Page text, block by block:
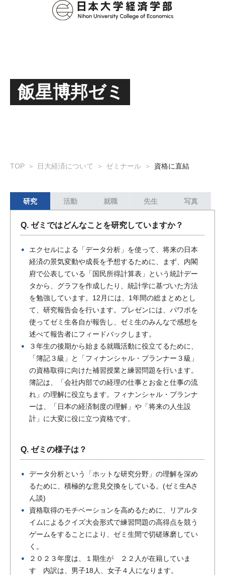
飯星博邦ゼミ
TOP 日大経済について ゼミナール 資格に直結
研究 活動 就職 先生 写真
Q. ゼミではどんなことを研究していますか？
エクセルによる「データ分析」を使って、将来の日本
経済の景気変動や成長を予想するために、まず、内閣
府で公表している「国民所得計算表」という統計デー
タから、グラフを作成したり、統計学に基づいた方法
を勉強しています。12月には、1年間の総まとめとし
て、研究報告会を行います。プレゼンには、パワポを
使ってゼミ生各自が報告し、ゼミ生のみんなで感想を
述べて報告者にフィードバックします。
３年生の後期から始まる就職活動に役立てるために、
「簿記３級」と「フィナンシャル・プランナー３級」
の資格取得に向けた補習授業と練習問題を行います。
簿記は、「会社内部での経理の仕事とお金と仕事の流
れ」の理解に役立ちます。フィナンシャル・プランナ
ーは、「日本の経済制度の理解」や「将来の人生設
計」に大変に役に立つ資格です。
Q. ゼミの様子は？
データ分析という「ホットな研究分野」の理解を深め
るために、積極的な意見交換をしている。(ゼミ生Aさ
ん談)
資格取得のモチベーションを高めるために、リアルタ
イムによるクイズ大会形式で練習問題の高得点を競う
ゲームをすることにより、ゼミ生間で切磋琢磨してい
く。
２０２３年度は、１期生が ２２人が在籍していま
す 内訳は、男子18人、女子４人になります。